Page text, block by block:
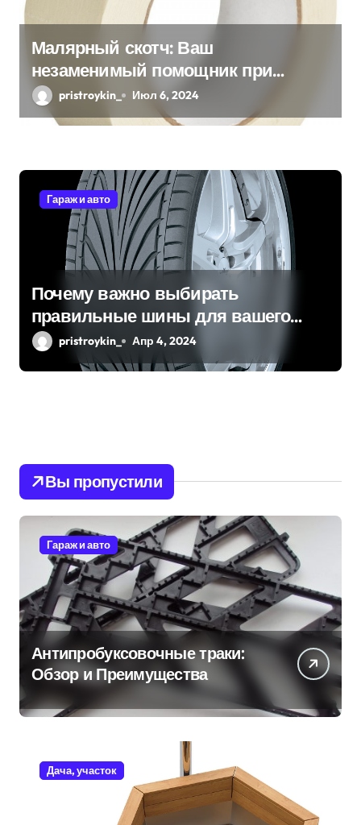
Малярный скотч: Ваш
незаменимый помощник при
ремонтных работах
pristroykin_ Июл 6, 2024
Гараж и авто
Почему важно выбирать
правильные шины для вашего
автомобиля?
pristroykin_ Апр 4, 2024
Вы пропустили
Гараж и авто
Антипробуксовочные траки:
Обзор и Преимущества
Дача, участок